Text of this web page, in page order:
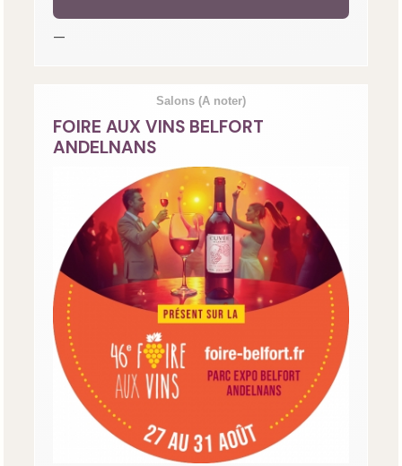
—
Salons (A noter)
FOIRE AUX VINS BELFORT
ANDELNANS